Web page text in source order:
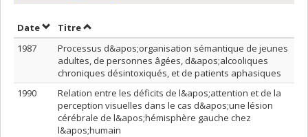
DateTrier par date en ordre croissant
TitreTrier par titre en ordre croissant
1987
Processus d&apos;organisation sémantique de jeunes
adultes, de personnes âgées, d&apos;alcooliques
chroniques désintoxiqués, et de patients aphasiques
1990
Relation entre les déficits de l&apos;attention et de la
perception visuelles dans le cas d&apos;une lésion
cérébrale de l&apos;hémisphère gauche chez
l&apos;humain